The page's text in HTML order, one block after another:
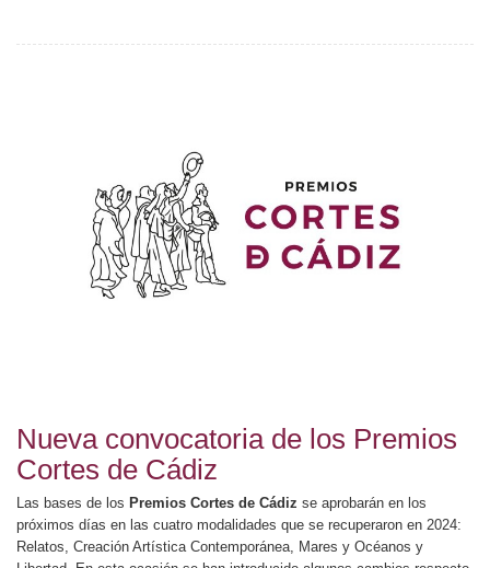
Nueva convocatoria de los Premios
Cortes de Cádiz
Las bases de los Premios Cortes de Cádiz se aprobarán en los
próximos días en las cuatro modalidades que se recuperaron en 2024:
Relatos, Creación Artística Contemporánea, Mares y Océanos y